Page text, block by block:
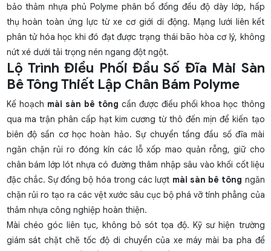
bảo thảm nhựa phủ Polyme phân bổ đồng đều độ dày lớp, hấp
thụ hoàn toàn ứng lực từ xe cơ giới di động. Mạng lưới liên kết
phân tử hóa học khi đó đạt được trạng thái bão hòa cơ lý, không
nứt xé dưới tải trọng nén ngang đột ngột.
Lộ Trình Điều Phối Đầu Số Đĩa Mài Sàn
Bê Tông Thiết Lập Chân Bám Polyme
Kế hoạch mài sàn bê tông cần được điều phối khoa học thông
qua ma trận phân cấp hạt kim cương từ thô đến mịn để kiến tạo
biên độ sần cơ học hoàn hảo. Sự chuyển tầng đầu số đĩa mài
ngăn chặn rủi ro đóng kín các lỗ xốp mao quản rỗng, giữ cho
chân bám lớp lót nhựa có đường thâm nhập sâu vào khối cốt liệu
đặc chắc. Sự đồng bộ hóa trong các lượt mài sàn bê tông ngăn
chặn rủi ro tạo ra các vệt xước sâu cục bộ phá vỡ tính phẳng của
thảm nhựa công nghiệp hoàn thiện.
Mài chéo góc liên tục, không bỏ sót tọa độ. Kỹ sư hiện trường
giám sát chặt chẽ tốc độ di chuyển của xe máy mài ba pha để